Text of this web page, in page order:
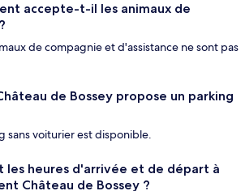
accepte-t-il les animaux de
de compagnie et d'assistance ne sont pas
de Bossey propose un parking
sans voiturier est disponible.
les heures d'arrivée et de départ à
Château de Bossey ?